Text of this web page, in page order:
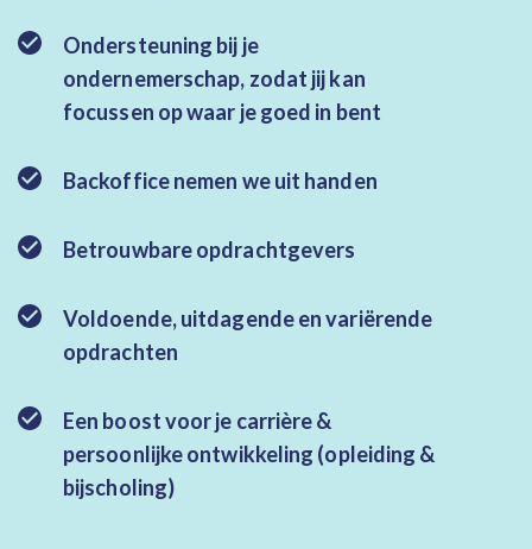
Ondersteuning bij je
ondernemerschap, zodat jij kan
focussen op waar je goed in bent
Backoffice nemen we uit handen
Betrouwbare opdrachtgevers
Voldoende, uitdagende en variërende
opdrachten
Een boost voor je carrière &
persoonlijke ontwikkeling (opleiding &
bijscholing)